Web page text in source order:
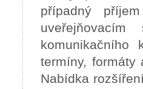
případný
komunikačního
termíny, formáty
Nabídka